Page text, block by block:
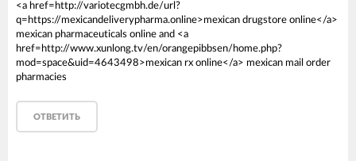
<a href=http://variotecgmbh.de/url?
q=https://mexicandeliverypharma.online>mexican drugstore online</a>
mexican pharmaceuticals online and <a
href=http://www.xunlong.tv/en/orangepibbsen/home.php?
mod=space&uid=4643498>mexican rx online</a> mexican mail order
pharmacies
ОТВЕТИТЬ